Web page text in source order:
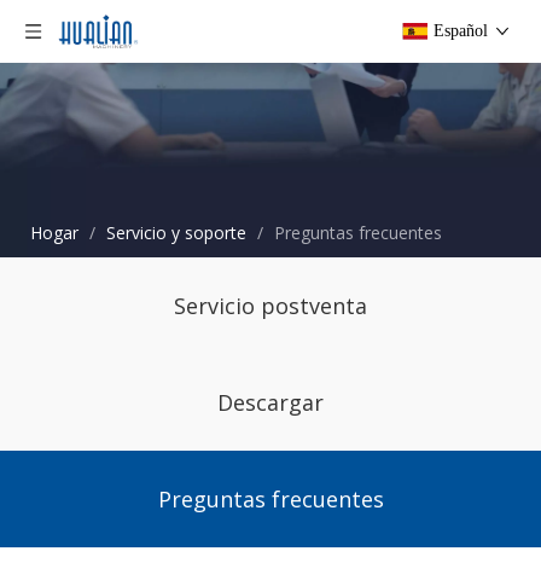
Español
Hogar / Servicio y soporte / Preguntas frecuentes
Servicio postventa
Descargar
Preguntas frecuentes